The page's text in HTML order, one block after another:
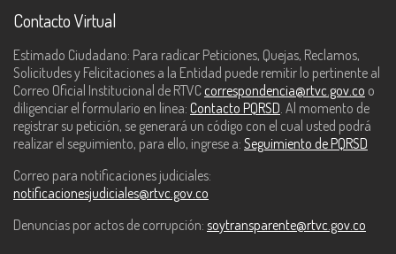
Contacto Virtual
Estimado Ciudadano: Para radicar Peticiones, Quejas, Reclamos,
Solicitudes y Felicitaciones a la Entidad puede remitir lo pertinente al
Correo Oficial Institucional de RTVC correspondencia@rtvc.gov.co o
diligenciar el formulario en línea: Contacto PQRSD . Al momento de
registrar su petición, se generará un código con el cual usted podrá
realizar el seguimiento, para ello, ingrese a: Seguimiento de PQRSD
Correo para notificaciones judiciales:
notificacionesjudiciales@rtvc.gov.co
Denuncias por actos de corrupción: soytransparente@rtvc.gov.co